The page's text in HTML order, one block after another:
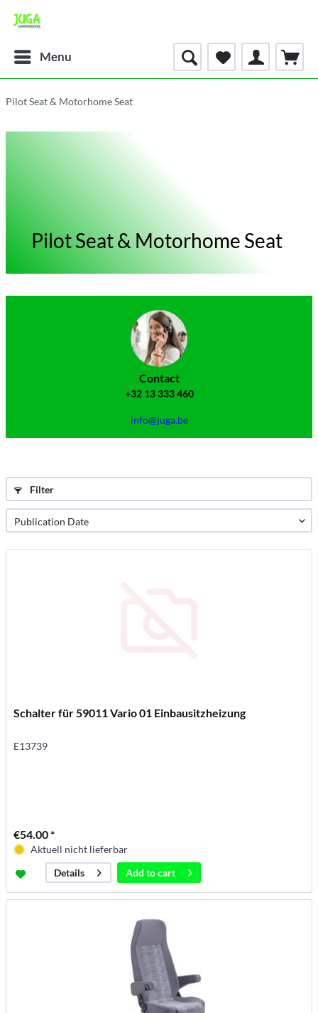
Menu
Pilot Seat & Motorhome Seat
Pilot Seat & Motorhome Seat
Contact
+32 13 333 460
info@juga.be
Filter
Schalter für 59011 Vario 01 Einbausitzheizung
E13739
€54.00 *
Aktuell nicht lieferbar
Details
Add tocart